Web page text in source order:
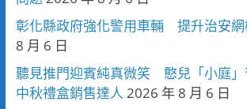
彰化縣政府強化警用車輛 提升治安網
8 月 6 日
聽見推門迎賓純真微笑 憨兒「小庭」
中秋禮盒銷售達人 2026 年 8 月 6 日